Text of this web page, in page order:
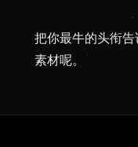
把你最牛的头衔
素材呢。